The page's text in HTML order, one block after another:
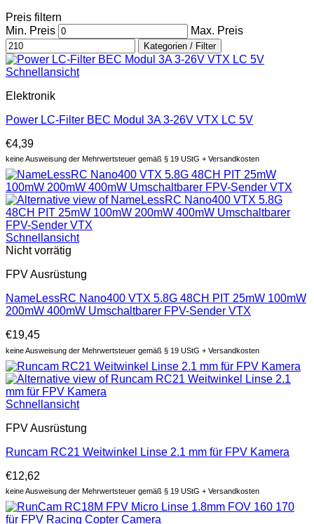
Preis filtern
Min. Preis
Max. Preis
Kategorien / Filter
Schnellansicht
Elektronik
Power LC-Filter BEC Modul 3A 3-26V VTX LC 5V
€4,39
keine Ausweisung der Mehrwertsteuer gemäß § 19 UStG + Versandkosten
Schnellansicht
Nicht vorrätig
FPV Ausrüstung
NameLessRC Nano400 VTX 5.8G 48CH PIT 25mW 100mW
200mW 400mW Umschaltbarer FPV-Sender VTX
€19,45
keine Ausweisung der Mehrwertsteuer gemäß § 19 UStG + Versandkosten
Schnellansicht
FPV Ausrüstung
Runcam RC21 Weitwinkel Linse 2.1 mm für FPV Kamera
€12,62
keine Ausweisung der Mehrwertsteuer gemäß § 19 UStG + Versandkosten